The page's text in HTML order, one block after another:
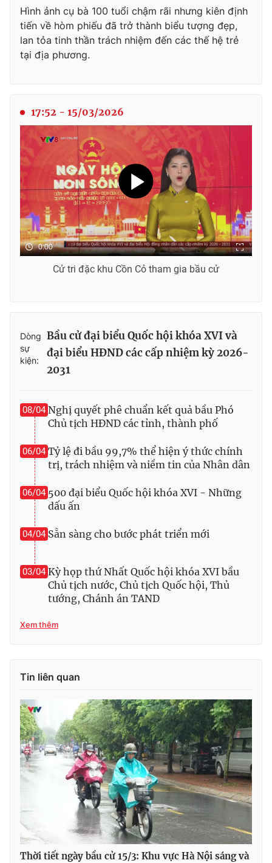
Hình ảnh cụ bà 100 tuổi chậm rãi nhưng kiên định
tiến về hòm phiếu đã trở thành biểu tượng đẹp,
lan tỏa tinh thần trách nhiệm đến các thế hệ trẻ
tại địa phương.
17:52 - 15/03/2026
0:00
Cử tri đặc khu Cồn Cỏ tham gia bầu cử
Dòng
sự
kiện:
Bầu cử đại biểu Quốc hội khóa XVI và
đại biểu HĐND các cấp nhiệm kỳ 2026-
2031
08/04 Nghị quyết phê chuẩn kết quả bầu Phó
Chủ tịch HĐND các tỉnh, thành phố
06/04 Tỷ lệ đi bầu 99,7% thể hiện ý thức chính
trị, trách nhiệm và niềm tin của Nhân dân
06/04 500 đại biểu Quốc hội khóa XVI - Những
dấu ấn
04/04 Sẵn sàng cho bước phát triển mới
03/04 Kỳ họp thứ Nhất Quốc hội khóa XVI bầu
Chủ tịch nước, Chủ tịch Quốc hội, Thủ
tướng, Chánh án TAND
Xem thêm
Tin liên quan
Thời tiết ngày bầu cử 15/3: Khu vực Hà Nội sáng và